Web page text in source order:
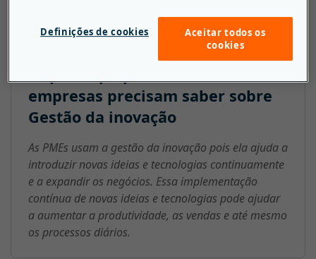
empresas precisam saber sobre
Gestão da inovação
As PMEs usam a gestão da inovação pois ela ajuda a
introduzir novas ideias e tecnologias continuamente
e a expandir os negócios. Essa implementação
contínua de novas ideias e tecnologias pode ajudar
a aumentar a produtividade, as vendas e até mesmo
os processos diários.
Definições de cookies
Aceitar todos os
cookies